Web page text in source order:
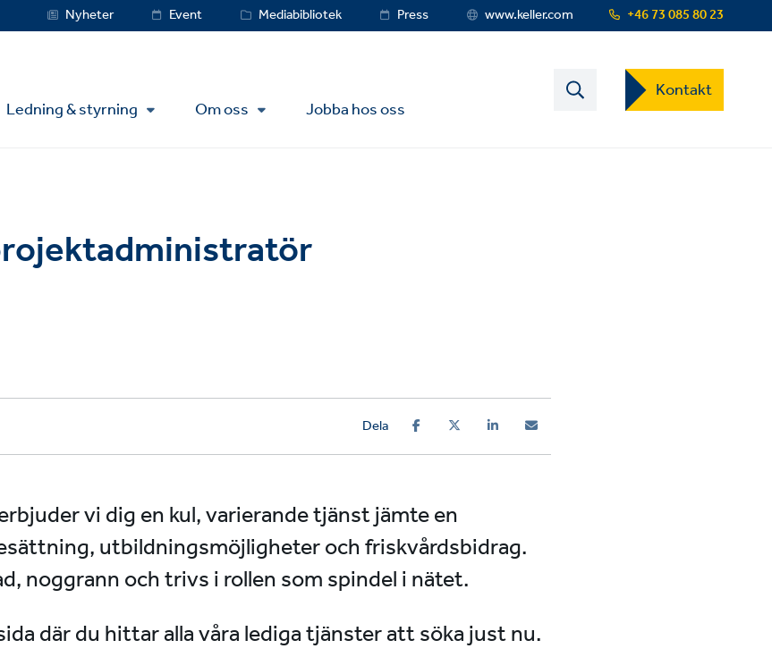
+46 73 085 80 23
Service
MenuNyheter Event Mediabibliotek Press www.keller.com
Ledning & styrning Om oss Jobba hos oss
Contact
US
Dropdown
Kontakt
Dela
vi dig en kul, varierande tjänst jämte en
utbildningsmöjligheter och friskvårdsbidrag.
noggrann och trivs i rollen som spindel i nätet.
där du hittar alla våra lediga tjänster att söka just nu.